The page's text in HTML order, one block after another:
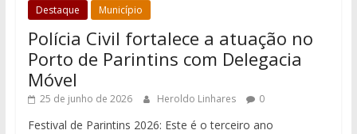
Destaque Município
Polícia Civil fortalece a atuação no
Porto de Parintins com Delegacia
Móvel
25 de junho de 2026 Heroldo Linhares 0
Festival de Parintins 2026: Este é o terceiro ano